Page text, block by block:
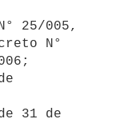
25/005,
N°
31 de